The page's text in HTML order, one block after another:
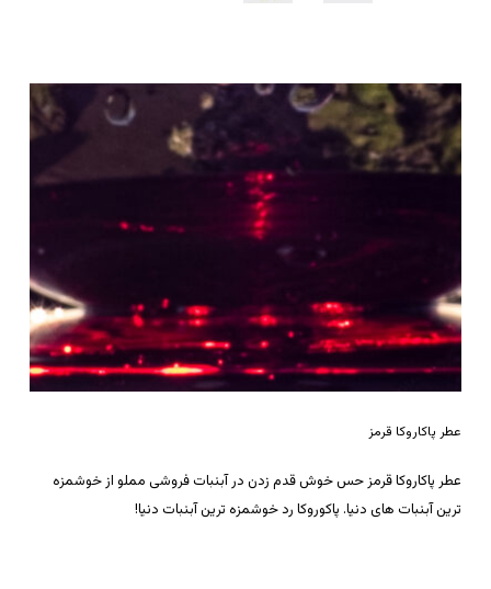
عطر پاکاروکا قرمز
عطر پاکاروکا قرمز حس خوش قدم زدن در آبنبات فروشی مملو از خوشمزه
ترین آبنبات های دنیا. پاکوروکا رد خوشمزه ترین آبنبات دنیا!